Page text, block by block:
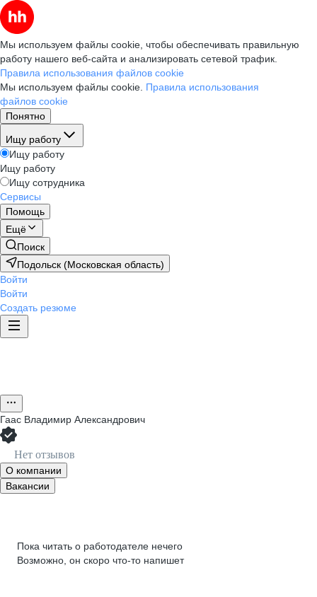
Мы используем файлы cookie, чтобы обеспечивать правильную
работу нашего веб-сайта и анализировать сетевой трафик.
Правила использования файлов cookie
Мы используем файлы cookie. Правила использования
файлов cookie
Понятно
Ищу работу
Ищу работу
Ищу работу
Ищу сотрудника
Сервисы
Помощь
Ещё
Поиск
Подольск (Московская область)
Войти
Войти
Создать резюме
Гаас Владимир Александрович
Нет отзывов
О компании
Вакансии
Пока читать о работодателе нечего
Возможно, он скоро что‑то напишет